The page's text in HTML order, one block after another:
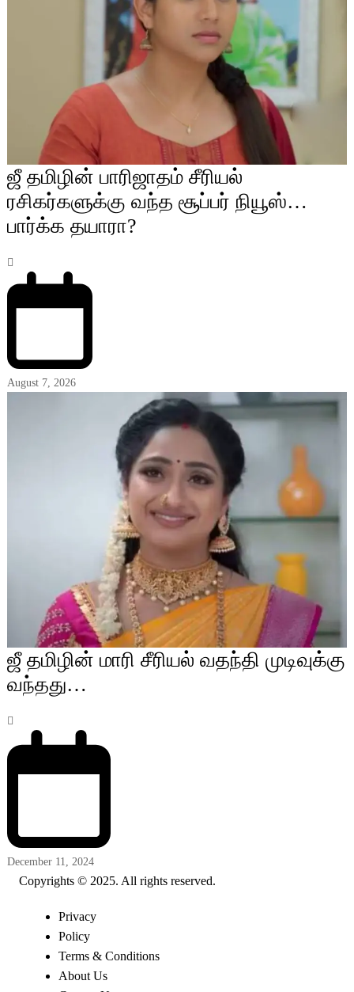
ஜீ தமிழின் பாரிஜாதம் சீரியல்
ரசிகர்களுக்கு வந்த சூப்பர் நியூஸ்…
பார்க்க தயாரா?
August 7, 2026
ஜீ தமிழின் மாரி சீரியல் வதந்தி முடிவுக்கு
வந்தது…
December 11, 2024
Copyrights © 2025. All rights reserved.
Privacy
Policy
Terms & Conditions
About Us